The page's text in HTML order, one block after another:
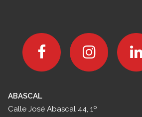
ABASCAL
Calle José Abascal 44, 1º